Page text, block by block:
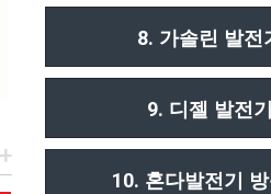
+
8. 가솔린 발전
9. 디젤 발전기
10. 혼다발전기